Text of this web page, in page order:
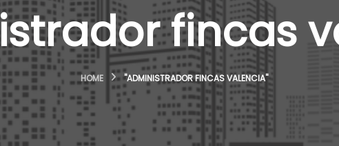
fincas
HOME "ADMINISTRADOR FINCAS VALENCIA"